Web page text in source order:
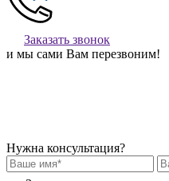
Заказать звонок
и мы сами Вам перезвоним!
Нужна консультация?